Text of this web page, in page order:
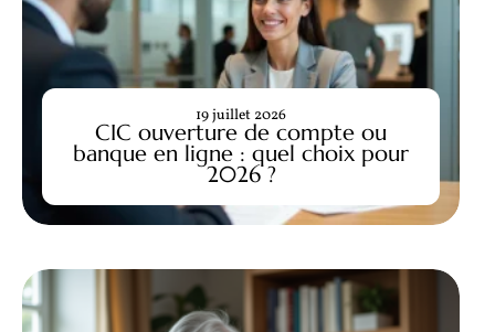
CIC ouverture de compte ou
banque en ligne : quel choix pour
2026 ?
19 juillet 2026